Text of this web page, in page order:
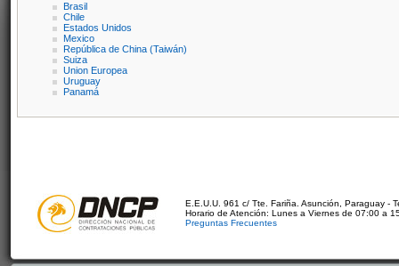
Brasil
Chile
Estados Unidos
Mexico
República de China (Taiwán)
Suiza
Union Europea
Uruguay
Panamá
E.E.U.U. 961 c/ Tte. Fariña. Asunción, Paraguay -
Horario de Atención: Lunes a Viernes de 07:00 a
Preguntas Frecuentes